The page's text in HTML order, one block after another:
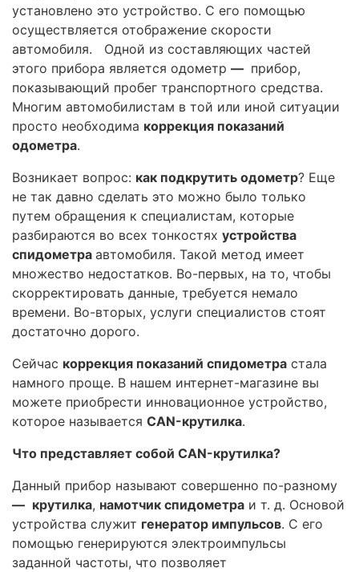
установлено это устройство. С его помощью
осуществляется отображение скорости
автомобиля. Одной из составляющих частей
этого прибора является одометр — прибор,
показывающий пробег транспортного средства.
Многим автомобилистам в той или иной ситуации
просто необходима коррекция показаний
одометра.
Возникает вопрос: как подкрутить одометр? Еще
не так давно сделать это можно было только
путем обращения к специалистам, которые
разбираются во всех тонкостях устройства
спидометра автомобиля. Такой метод имеет
множество недостатков. Во-первых, на то, чтобы
скорректировать данные, требуется немало
времени. Во-вторых, услуги специалистов стоят
достаточно дорого.
Сейчас коррекция показаний спидометра стала
намного проще. В нашем интернет-магазине вы
можете приобрести инновационное устройство,
которое называется CAN-крутилка.
Что представляет собой CAN-крутилка?
Данный прибор называют совершенно по-разному
— крутилка, намотчик спидометра и т. д. Основой
устройства служит генератор импульсов. С его
помощью генерируются электроимпульсы
заданной частоты, что позволяет